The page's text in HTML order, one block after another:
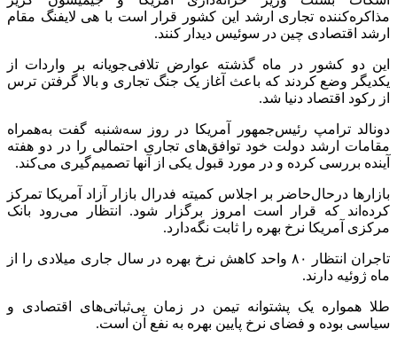
مذاکره‌کننده‌ تجاری ارشد این کشور قرار است با هی لایفنگ مقام
ارشد اقتصادی چین در سوئیس دیدار کنند.
این دو کشور در ماه گذشته عوارض تلافی‌جویانه بر واردات از
یکدیگر وضع کردند که باعث آغاز یک جنگ تجاری و بالا گرفتن ترس
از رکود اقتصاد دنیا شد.
دونالد ترامپ رئیس‌جمهور آمریکا در روز سه‌شنبه گفت به‌همراه
مقامات ارشد دولت خود توافق‌های تجاری احتمالی را در دو هفته
آینده بررسی کرده و در مورد قبول یکی از آنها تصمیم‌گیری می‌کند.
بازارها درحال‌حاضر بر اجلاس کمیته فدرال بازار آزاد آمریکا تمرکز
کرده‌اند که قرار است امروز برگزار شود. انتظار می‌رود بانک
مرکزی آمریکا نرخ بهره را ثابت نگه‌دارد.
تاجران انتظار ۸۰ واحد کاهش نرخ بهره در سال جاری میلادی را از
ماه ژوئیه دارند.
طلا همواره یک پشتوانه تیمن در زمان بی‌ثباتی‌های اقتصادی و
سیاسی بوده و فضای نرخ پایین بهره به نفع آن است.